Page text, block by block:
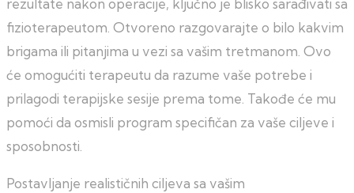
rezultate nakon operacije, ključno je blisko sarađivati sa
fizioterapeutom. Otvoreno razgovarajte o bilo kakvim
brigama ili pitanjima u vezi sa vašim tretmanom. Ovo
će omogućiti terapeutu da razume vaše potrebe i
prilagodi terapijske sesije prema tome. Takođe će mu
pomoći da osmisli program specifičan za vaše ciljeve i
sposobnosti.
Postavljanje realističnih ciljeva sa vašim